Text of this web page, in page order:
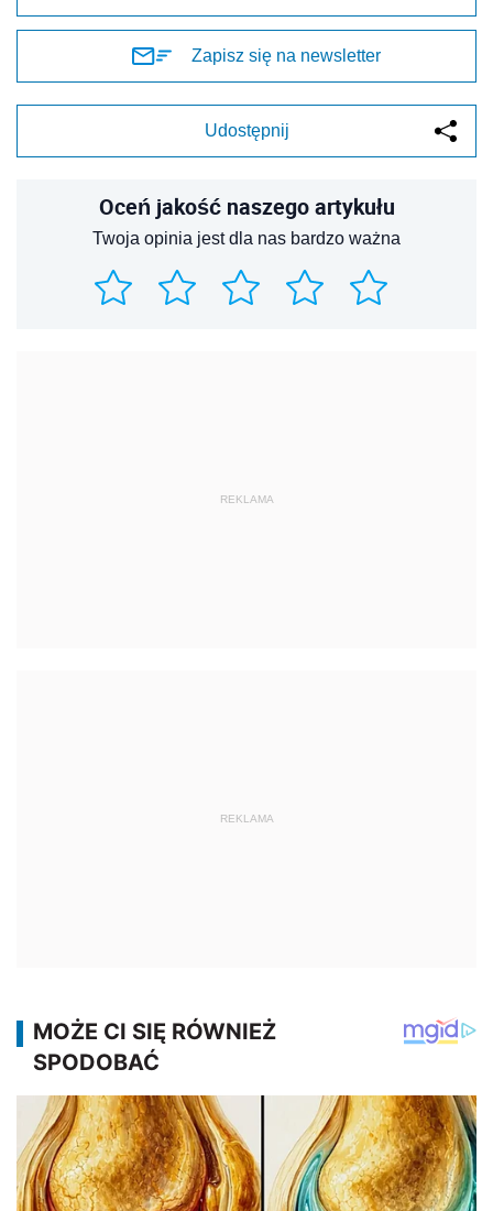
Zapisz się na newsletter
Udostępnij
Oceń jakość naszego artykułu
Twoja opinia jest dla nas bardzo ważna
REKLAMA
REKLAMA